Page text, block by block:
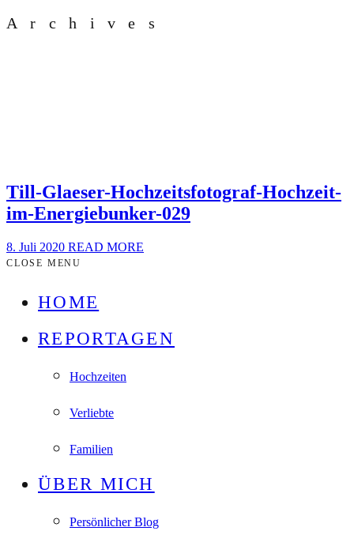
Archives
Till-Glaeser-Hochzeitsfotograf-Hochzeit-
im-Energiebunker-029
8. Juli 2020 READ MORE
CLOSE MENU
HOME
REPORTAGEN
Hochzeiten
Verliebte
Familien
ÜBER MICH
Persönlicher Blog